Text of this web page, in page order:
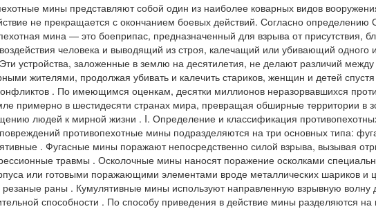
мины представляют собой один из наиболее коварных видов
не прекращается с окончанием боевых действий. Согласно определению
мина — это боеприпас, предназначенный для взрыва от присутствия,
человека и выводящий из строя, калечащий или убивающий одного
устройства, заложенные в землю на десятилетия, не делают различий между
жителями, продолжая убивать и калечить стариков, женщин и детей
. По имеющимся оценкам, десятки миллионов неразорвавшихся
примерно в шестидесяти странах мира, превращая обширные территории в
людей к мирной жизни . I. Определение и классификация
противопехотные мины подразделяются на три основных типа:
. Фугасные мины поражают непосредственно силой взрыва, вызывая
травмы . Осколочные мины наносят поражение осколками
или готовыми поражающими элементами вроде металлических шариков и
резаные раны . Кумулятивные мины используют направленную взрывную волну
способности . По способу приведения в действие мины разделяются